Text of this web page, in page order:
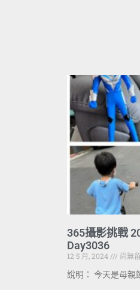
365攝影挑戰
Day3036
12 5 月, 2024
尚無
說明： 今天是母親